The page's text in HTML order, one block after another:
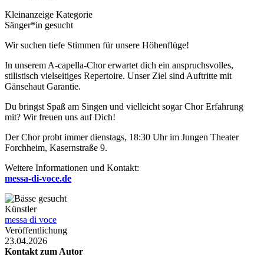
Kleinanzeige Kategorie
Sänger*in gesucht
Wir suchen tiefe Stimmen für unsere Höhenflüge!
In unserem A-capella-Chor erwartet dich ein anspruchsvolles,
stilistisch vielseitiges Repertoire. Unser Ziel sind Auftritte mit
Gänsehaut Garantie.
Du bringst Spaß am Singen und vielleicht sogar Chor Erfahrung
mit? Wir freuen uns auf Dich!
Der Chor probt immer dienstags, 18:30 Uhr im Jungen Theater
Forchheim, Kasernstraße 9.
Weitere Informationen und Kontakt:
messa-di-voce.de
Künstler
messa di voce
Veröffentlichung
23.04.2026
Kontakt zum Autor